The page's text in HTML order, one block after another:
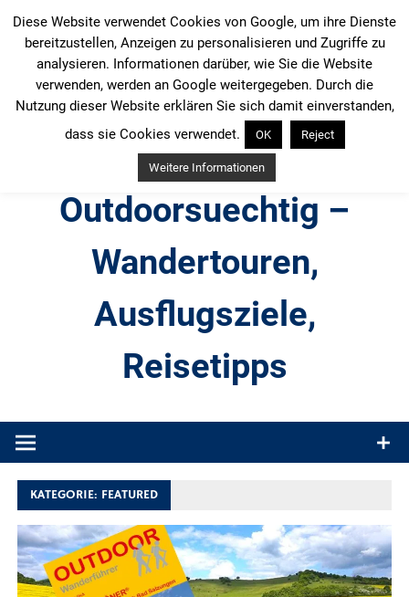
Inhalt
springen
Outdoorsuechtig –
Wandertouren,
Ausflugsziele,
Reisetipps
Produkttests und Buchrezensionen. Ein Blog für alle, die gern
KATEGORIE: FEATURED
Diese Website verwendet Cookies von Google, um ihre Dienste
bereitzustellen, Anzeigen zu personalisieren und Zugriffe zu
analysieren. Informationen darüber, wie Sie die Website
verwenden, werden an Google weitergegeben. Durch die
Nutzung dieser Website erklären Sie sich damit einverstanden,
dass sie Cookies verwendet.
OK Reject
Weitere Informationen